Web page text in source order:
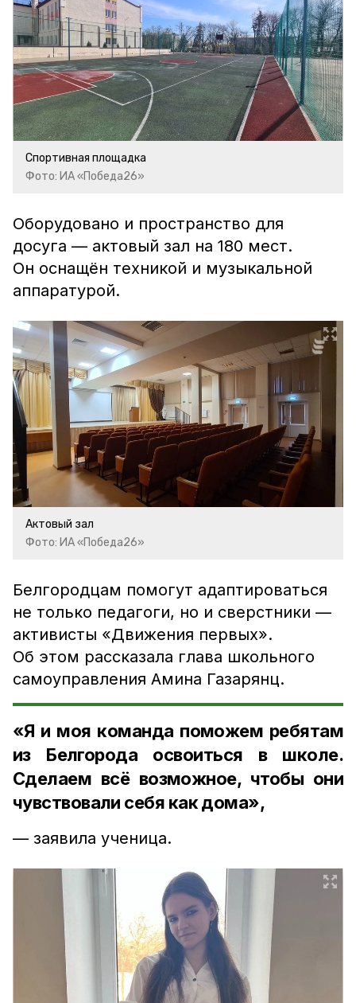
Спортивная площадка
Фото: ИА «Победа26»
Оборудовано и пространство для
досуга — актовый зал на 180 мест.
Он оснащён техникой и музыкальной
аппаратурой.
Актовый зал
Фото: ИА «Победа26»
Белгородцам помогут адаптироваться
не только педагоги, но и сверстники —
активисты «Движения первых».
Об этом рассказала глава школьного
самоуправления Амина Газарянц.
«Я и моя команда поможем ребятам
из Белгорода освоиться в школе.
Сделаем всё возможное, чтобы они
чувствовали себя как дома»,
— заявила ученица.